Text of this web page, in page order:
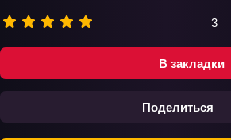
В закладки
Поделиться
3